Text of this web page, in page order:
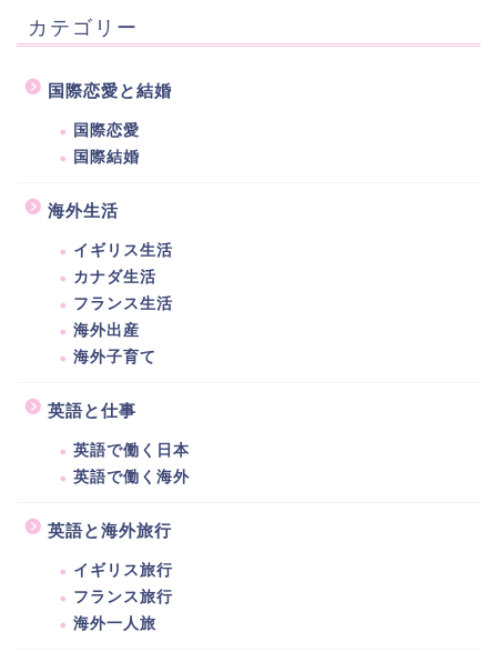
カテゴリー
国際恋愛と結婚
国際恋愛
国際結婚
海外生活
イギリス生活
カナダ生活
フランス生活
海外出産
海外子育て
英語と仕事
英語で働く日本
英語で働く海外
英語と海外旅行
イギリス旅行
フランス旅行
海外一人旅